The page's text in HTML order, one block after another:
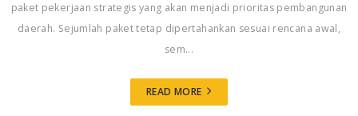
paket pekerjaan strategis yang akan menjadi prioritas pembangunan
daerah. Sejumlah paket tetap dipertahankan sesuai rencana awal,
sem...
READ MORE